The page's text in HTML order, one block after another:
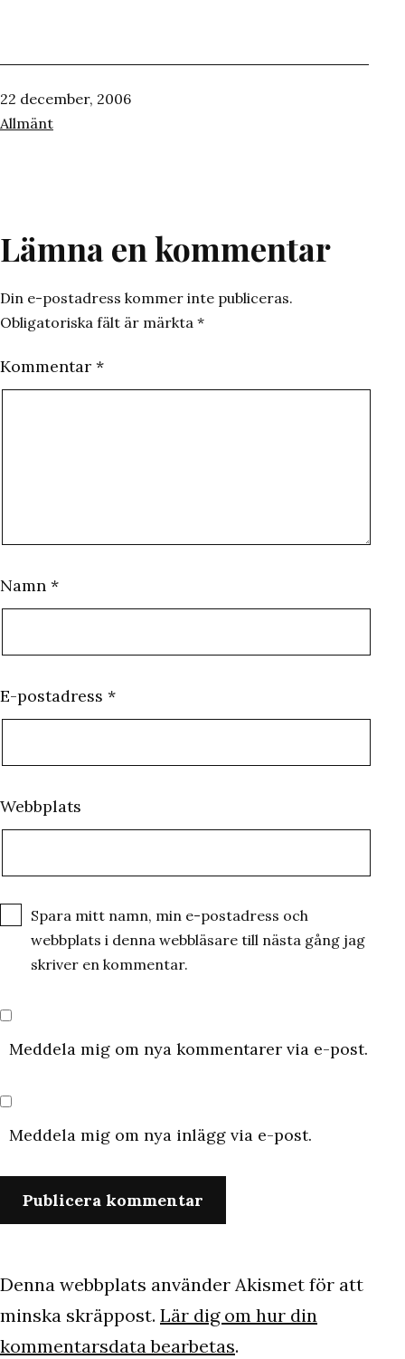
Publicerat
den
22 december, 2006
Kategoriserat
Allmänt
Lämna en kommentar
Din e-postadress kommer inte publiceras.
Obligatoriska fält är märkta *
Kommentar *
Namn *
E-postadress *
Webbplats
Spara mitt namn, min e-postadress och
webbplats i denna webbläsare till nästa gång jag
skriver en kommentar.
Meddela mig om nya kommentarer via e-post.
Meddela mig om nya inlägg via e-post.
Denna webbplats använder Akismet för att
minska skräppost. Lär dig om hur din
kommentarsdata bearbetas.